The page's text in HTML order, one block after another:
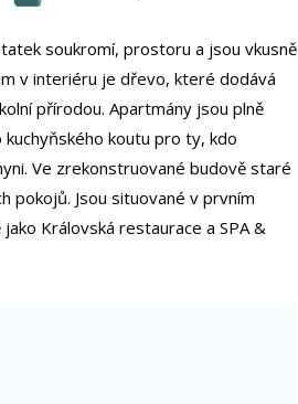
soukromí, prostoru a jsou vkusně
v interiéru je dřevo, které dodává
přírodou. Apartmány jsou plně
koutu pro ty, kdo
Ve zrekonstruované budově staré
pokojů. Jsou situované v prvním
Královská restaurace a SPA &